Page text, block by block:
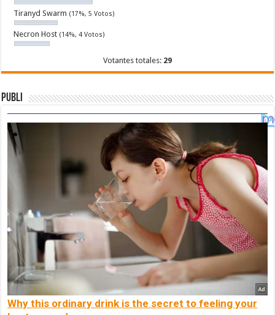
Tiranyd Swarm (17%, 5 Votos)
Necron Host (14%, 4 Votos)
Votantes totales: 29
Publi
Why this ordinary drink is the secret to feeling your